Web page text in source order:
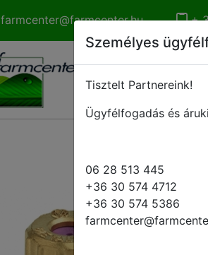
farmcenter@farmcenter.hu +
Személyes
Tisztelt Partnereink!
Ügyfélfogadás és
06 28 513 445
+36 30 574 4712
+36 30 574 5386